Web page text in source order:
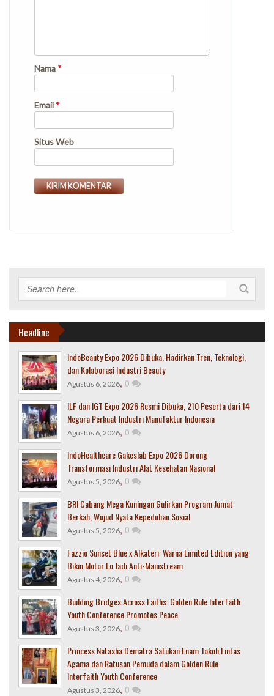
Nama *
Email *
Situs Web
Headline
IndoBeauty Expo 2026 Dibuka, Hadirkan Tren, Teknologi,
dan Kolaborasi Industri Beauty
Agustus 6, 2026, 0
ILF dan IGT Expo 2026 Resmi Dibuka, 210 Peserta dari 14
Negara Perkuat Industri Manufaktur Indonesia
Agustus 6, 2026, 0
IndoHealthcare Gakeslab Expo 2026 Dorong
Transformasi Industri Alat Kesehatan Nasional
Agustus 5, 2026, 0
BRI Cabang Mega Kuningan Gulirkan Program Jumat
Berkah, Wujud Nyata Kepedulian Sosial
Agustus 5, 2026, 0
Fazzio Sunset Blue x Alkateri: Warna Limited Edition yang
Bikin Motor Lo Jadi Anti-Mainstream
Agustus 4, 2026, 0
Building Bridges Across Faiths: Golden Rule Interfaith
Youth Conference Promotes Peace
Agustus 3, 2026, 0
Princess Natasha Dematra Satukan Enam Tokoh Lintas
Agama dan Ratusan Pemuda dalam Golden Rule
Interfaith Youth Conference
Agustus 3, 2026, 0